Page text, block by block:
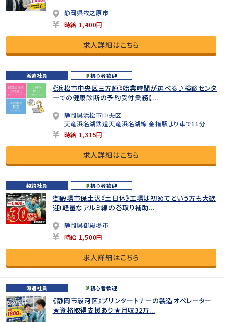
静岡県牧之原市
時給 1,400円
求人詳細はこちら
派遣社員 初心者歓迎
《浜松市中央区三方原》始業時間が選べる♪検診センタ
ーでの健康診断の予約受付業務【...
静岡県浜松市中央区
天竜浜名湖鉄道天竜浜名湖線 金指駅より車で11分
時給 1,315円
求人詳細はこちら
契約社員 初心者歓迎
御殿場市保土沢《土日休》工場は初めてという方も大歓
迎!軽量なアルミ線の巻取り補助...
静岡県御殿場市
時給 1,500円
求人詳細はこちら
派遣社員 初心者歓迎
《静岡市駿河区》プリンタートナーの製造オペレーター
★資格取得支援あり★月収32万...